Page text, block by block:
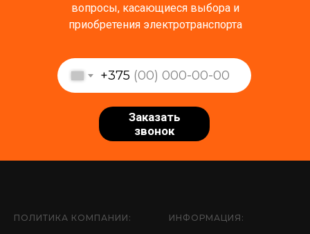
вопросы, касающиеся выбора и
приобретения электротранспорта
+375
Заказать
звонок
ПОЛИТИКА КОМПАНИИ: ИНФОРМАЦИЯ: